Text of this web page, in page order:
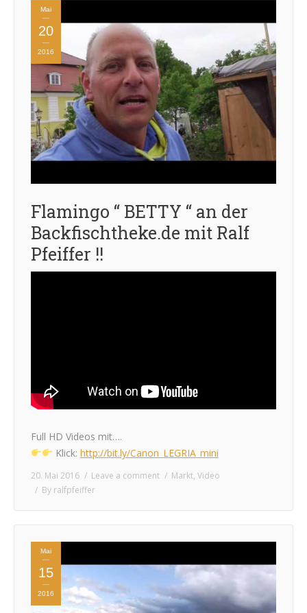
Mai
20
2016
Flamingo “ BETTY “ an der
Backfischtheke.de mit Ralf
Pfeiffer !!
Full HD Videos mit….
Klick: http://bit.ly/Canon_LEGRIA_mini
20. Mai 2016 Leave a comment Markt, Video
By ralfpfeiffer
Mai
15
2016